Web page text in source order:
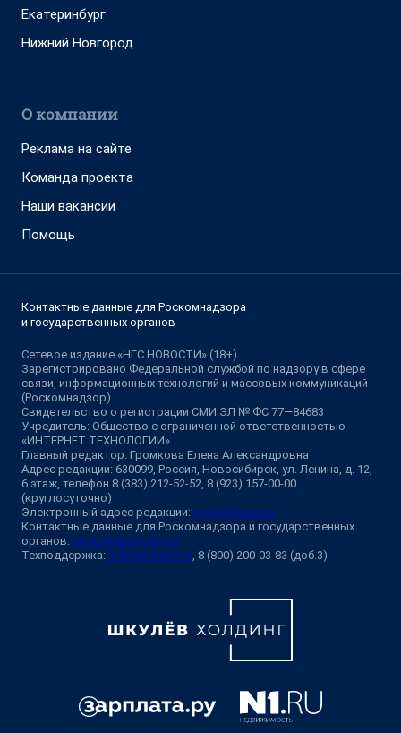
Екатеринбург
Нижний Новгород
О компании
Реклама на сайте
Команда проекта
Наши вакансии
Помощь
Контактные данные для Роскомнадзора
и государственных органов
Сетевое издание «НГС.НОВОСТИ» (18+)
Зарегистрировано Федеральной службой по надзору в сфере
связи, информационных технологий и массовых коммуникаций
(Роскомнадзор)
Свидетельство о регистрации СМИ ЭЛ № ФС 77—84683
Учредитель: Общество с ограниченной ответственностью
«ИНТЕРНЕТ ТЕХНОЛОГИИ»
Главный редактор: Громкова Елена Александровна
Адрес редакции: 630099, Россия, Новосибирск, ул. Ленина, д. 12,
6 этаж, телефон 8 (383) 212-52-52, 8 (923) 157-00-00
(круглосуточно)
Электронный адрес редакции: ngs@shkulev.ru
Контактные данные для Роскомнадзора и государственных
органов: juristnsk@shkulev.ru
Техподдержка: help@shkulev.ru, 8 (800) 200-03-83 (доб.3)